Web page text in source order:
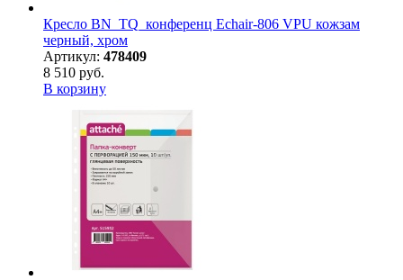
Кресло BN_TQ_конференц Echair-806 VPU кожзам
черный, хром
Артикул: 478409
8 510 руб.
В корзину